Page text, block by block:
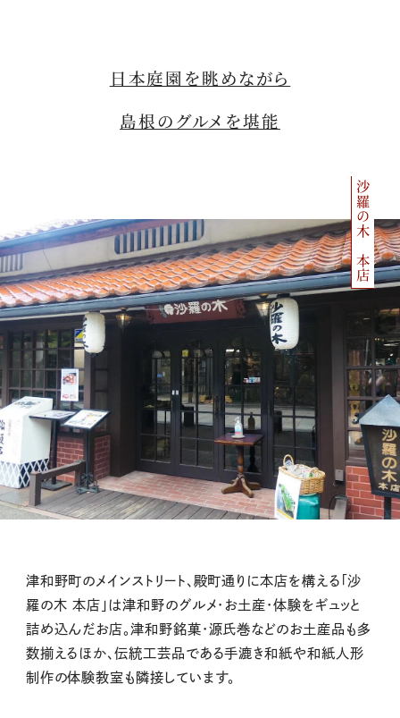
日本庭園を眺めながら
島根のグルメを堪能
沙羅の木 本店
津和野町のメインストリート、殿町通りに本店を構える「沙
羅の木 本店」は津和野のグルメ・お土産・体験をギュッと
詰め込んだお店。津和野銘菓・源氏巻などのお土産品も多
数揃えるほか、伝統工芸品である手漉き和紙や和紙人形
制作の体験教室も隣接しています。